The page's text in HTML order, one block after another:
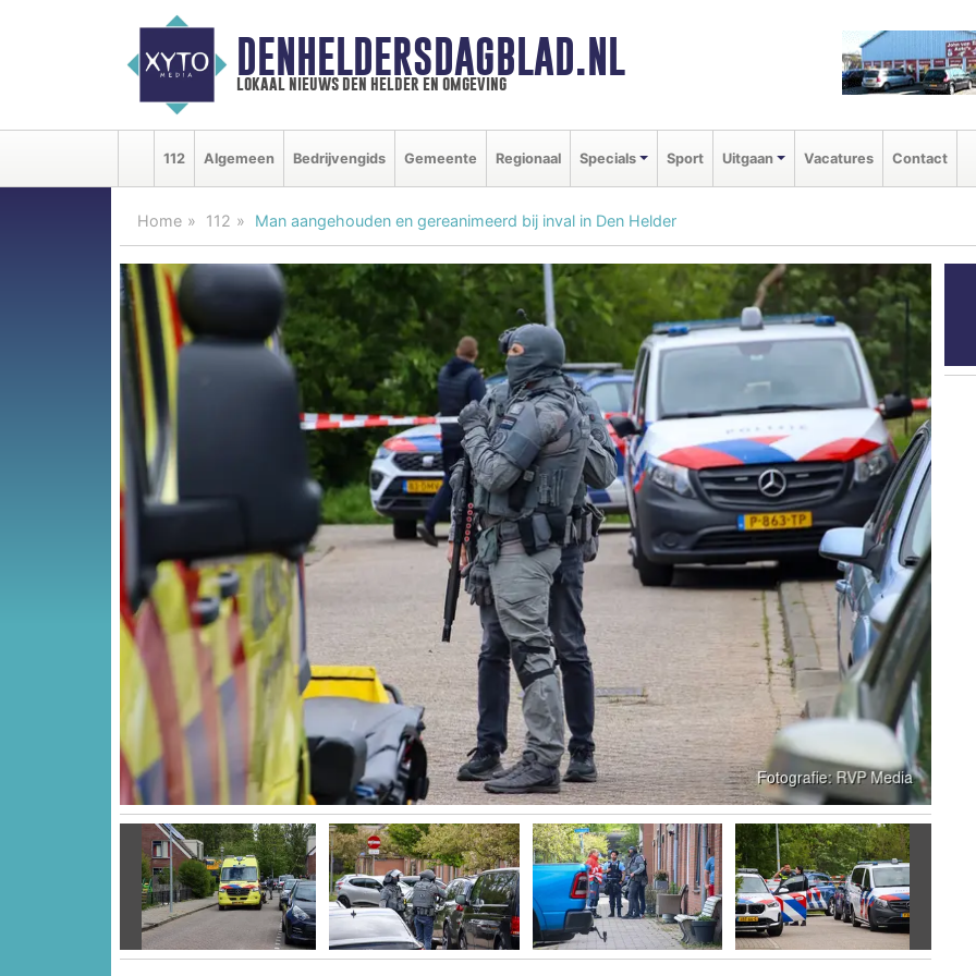
DENHELDERSDAGBLAD.NL
lokaal nieuws den helder en omgeving
112 Algemeen Bedrijvengids Gemeente Regionaal Specials Sport Uitgaan Vacatures Contact
Home 112 Man aangehouden en gereanimeerd bij inval in Den Helder
Vorige